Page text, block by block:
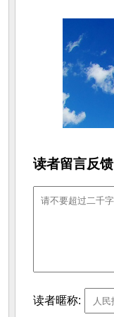
读者留言反
读者暱称: